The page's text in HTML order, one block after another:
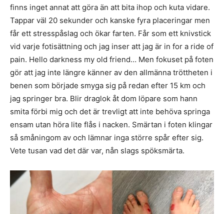
finns inget annat att göra än att bita ihop och kuta vidare.
Tappar väl 20 sekunder och kanske fyra placeringar men
får ett stresspåslag och ökar farten. Får som ett knivstick
vid varje fotisättning och jag inser att jag är in for a ride of
pain. Hello darkness my old friend… Men fokuset på foten
gör att jag inte längre känner av den allmänna tröttheten i
benen som började smyga sig på redan efter 15 km och
jag springer bra. Blir draglok åt dom löpare som hann
smita förbi mig och det är trevligt att inte behöva springa
ensam utan höra lite flås i nacken. Smärtan i foten klingar
så småningom av och lämnar inga större spår efter sig.
Vete tusan vad det där var, nån slags spöksmärta.